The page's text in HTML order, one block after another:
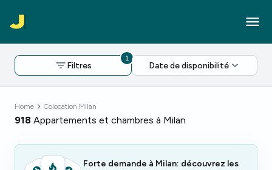
Filtres
1
Date de disponibilité
Home Colocation Milan
918 Appartements et chambres à Milan
Forte demande à Milan: découvrez les